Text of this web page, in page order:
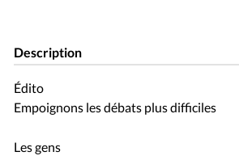
Description
Édito
Empoignons les débats plus difficiles
Les gens